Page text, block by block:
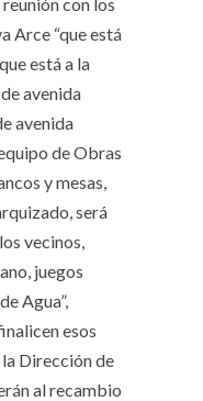
Arce “que está
está a la
avenida
avenida
de Obras
y mesas,
será
vecinos,
juegos
Agua”,
esos
Dirección de
al recambio